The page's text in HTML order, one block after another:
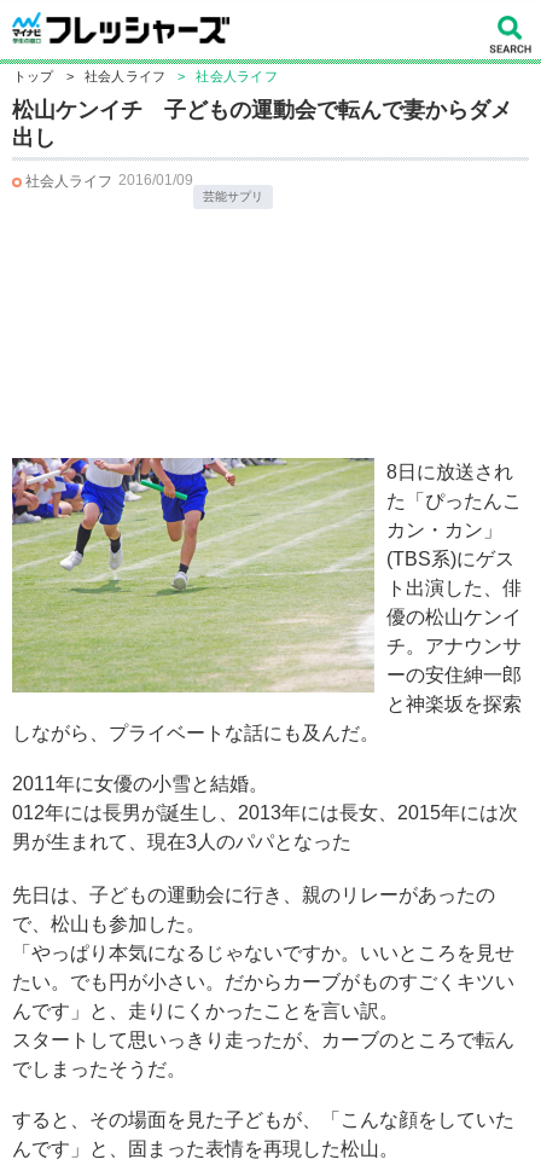
トップ > 社会人ライフ > 社会人ライフ
松山ケンイチ 子どもの運動会で転んで妻からダメ
出し
社会人ライフ 2016/01/09
芸能サプリ
8日に放送され
た「ぴったんこ
カン・カン」
(TBS系)にゲス
ト出演した、俳
優の松山ケンイ
チ。アナウンサ
ーの安住紳一郎
と神楽坂を探索
しながら、プライベートな話にも及んだ。
2011年に女優の小雪と結婚。
012年には長男が誕生し、2013年には長女、2015年には次
男が生まれて、現在3人のパパとなった
先日は、子どもの運動会に行き、親のリレーがあったの
で、松山も参加した。
「やっぱり本気になるじゃないですか。いいところを見せ
たい。でも円が小さい。だからカーブがものすごくキツい
んです」と、走りにくかったことを言い訳。
スタートして思いっきり走ったが、カーブのところで転ん
でしまったそうだ。
すると、その場面を見た子どもが、「こんな顔をしていた
んです」と、固まった表情を再現した松山。